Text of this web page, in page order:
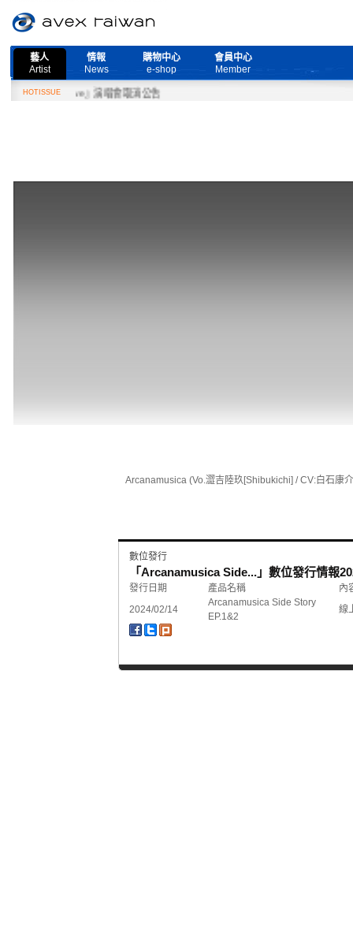
藝人
Artist
情報
News
購物中心
e-shop
會員中心
Member
HOTISSUE
More Live』演唱會取消公告
Arcanamusica (Vo.澀吉陸玖[Shibukichi] / CV:白石康
數位發行
「Arcanamusica Side...」數位發行情報
發行日期 產品名稱
內
2024/02/14
Arcanamusica Side Story
EP.1&2
線